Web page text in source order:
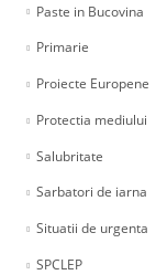
Paste in Bucovina
Primarie
Proiecte Europene
Protectia mediului
Salubritate
Sarbatori de iarna
Situatii de urgenta
SPCLEP